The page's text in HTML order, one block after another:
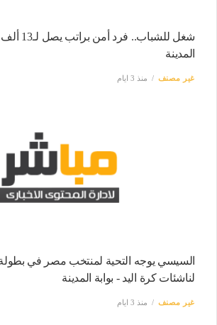
شغل
المدينة
غير مصنف منذ 3 ايام
السيسي يوجه التحية لمنتخب مصر في
لناشئات كرة اليد - بوابة المدينة
غير مصنف منذ 3 ايام